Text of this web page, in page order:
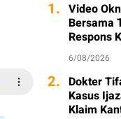
1. Video
Bersama
Respons
6/08/2026
2. Dokter
Kasus
Klaim